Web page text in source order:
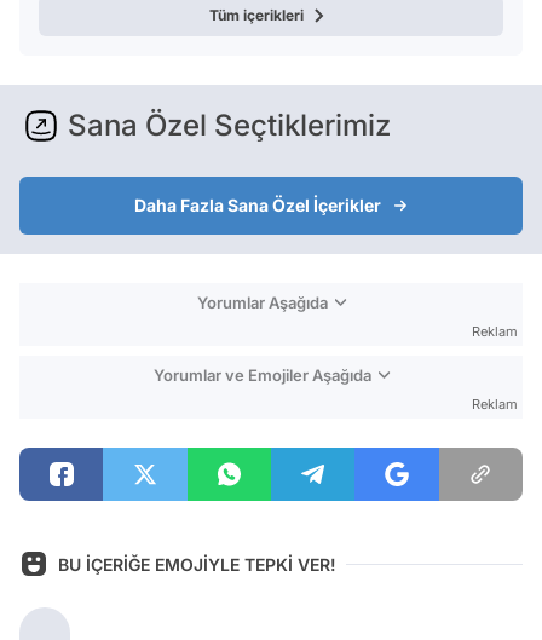
Tüm içerikleri
Sana Özel Seçtiklerimiz
Daha Fazla Sana Özel İçerikler
Yorumlar Aşağıda
Reklam
Yorumlar ve Emojiler Aşağıda
Reklam
BU İÇERİĞE EMOJİYLE TEPKİ VER!